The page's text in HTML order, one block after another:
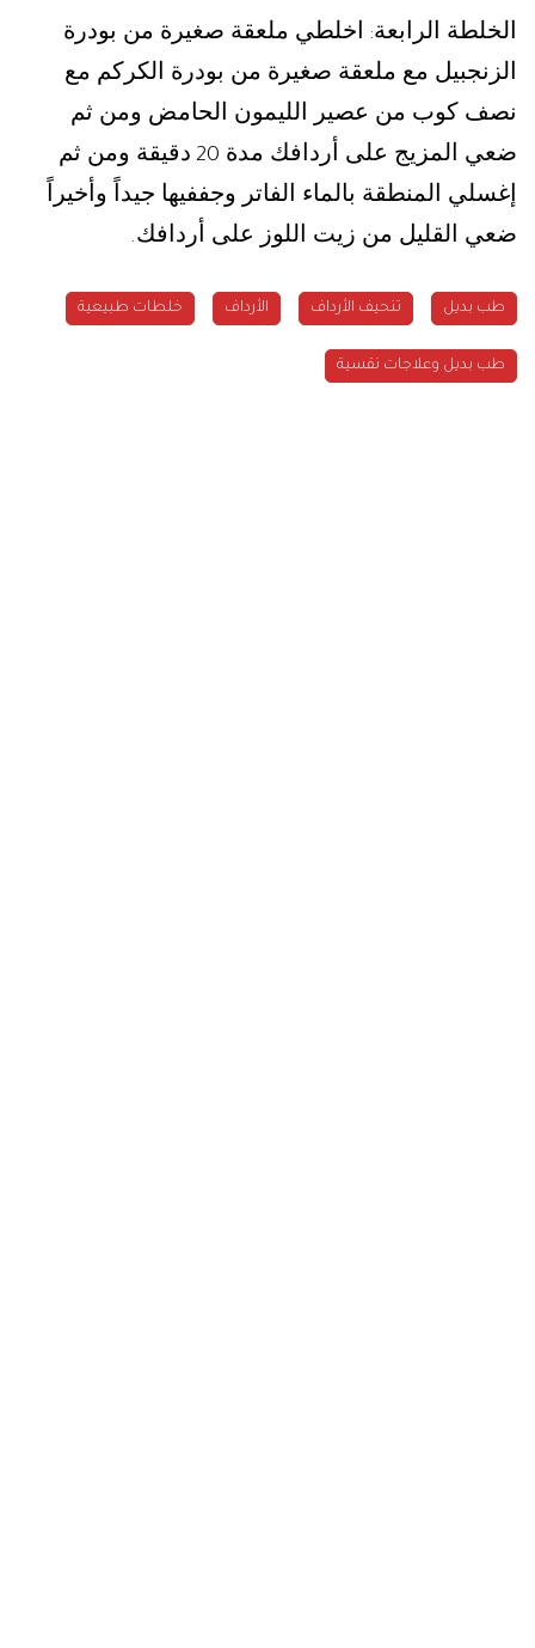
الخلطة الرابعة:
اخلطي ملعقة صغيرة من بودرة
الزنجبيل مع ملعقة صغيرة من بودرة الكركم مع
نصف كوب من عصير الليمون الحامض ومن ثم
ضعي المزيج على أردافك مدة 20 دقيقة ومن ثم
إغسلي المنطقة بالماء الفاتر وجففيها جيداً وأخيراً
ضعي القليل من زيت اللوز على أردافك.
طب بديل تنحيف الأرداف الأرداف خلطات طبيعية
طب بديل وعلاجات نقسية